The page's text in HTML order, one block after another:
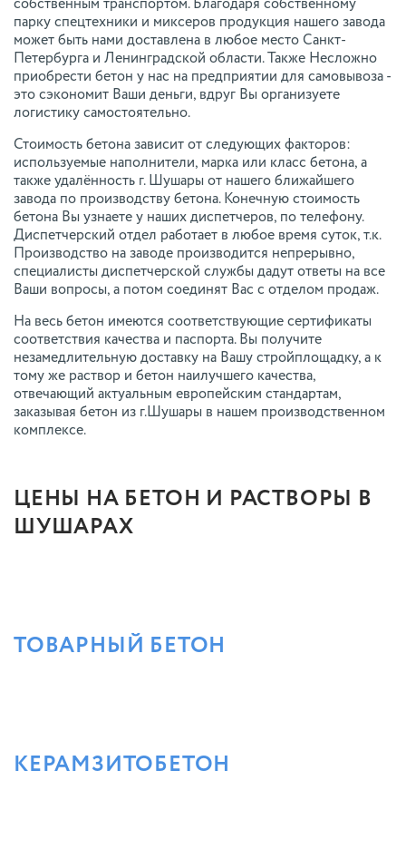
собственным транспортом. Благодаря собственному
парку спецтехники и миксеров продукция нашего завода
может быть нами доставлена в любое место Санкт-
Петербурга и Ленинградской области. Также Несложно
приобрести бетон у нас на предприятии для самовывоза -
это сэкономит Ваши деньги, вдруг Вы организуете
логистику самостоятельно.
Стоимость бетона зависит от следующих факторов:
используемые наполнители, марка или класс бетона, а
также удалённость г. Шушары от нашего ближайшего
завода по производству бетона. Конечную стоимость
бетона Вы узнаете у наших диспетчеров, по телефону.
Диспетчерский отдел работает в любое время суток, т.к.
Производство на заводе производится непрерывно,
специалисты диспетчерской службы дадут ответы на все
Ваши вопросы, а потом соединят Вас с отделом продаж.
На весь бетон имеются соответствующие сертификаты
соответствия качества и паспорта. Вы получите
незамедлительную доставку на Вашу стройплощадку, а к
тому же раствор и бетон наилучшего качества,
отвечающий актуальным европейским стандартам,
заказывая бетон из г.Шушары в нашем производственном
комплексе.
ЦЕНЫ НА БЕТОН И РАСТВОРЫ В
ШУШАРАХ
ТОВАРНЫЙ БЕТОН
КЕРАМЗИТОБЕТОН